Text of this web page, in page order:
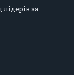
лідерів за